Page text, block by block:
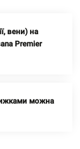
вени) на
Premier
можна